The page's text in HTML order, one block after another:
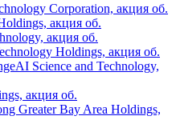
Corporation, акция об.
акция об.
акция об.
Holdings, акция об.
Science and Technology,
акция об.
Greater Bay Area Holdings,